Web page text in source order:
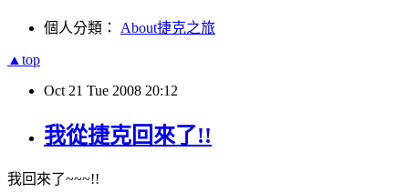
個人分類： About捷克之旅
▲top
Oct 21 Tue 2008 20:12
我從捷克回來了!!
我回來了~~~!!